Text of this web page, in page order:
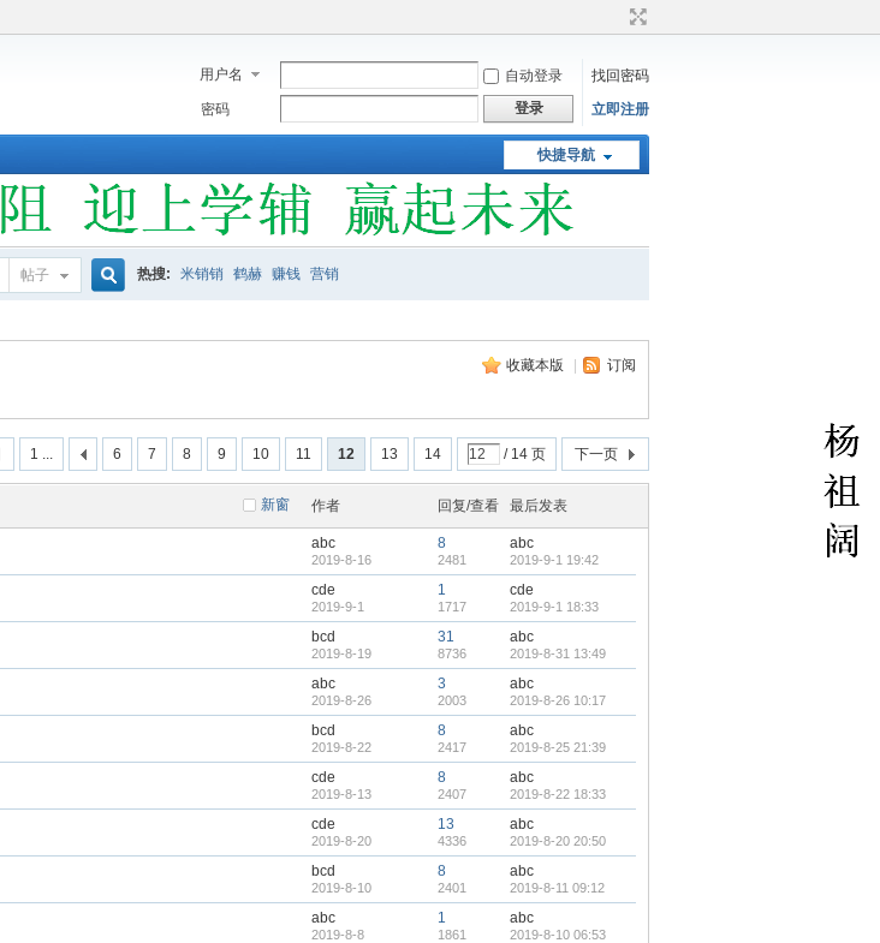
用户名 自动登录
找回密码
密码
登录 立即注册
快捷导航
帖子 热搜: 米销销 鹤赫 赚钱 营销
收藏本版 订阅
1 ... 6 7 8 9 10 11 12 13 14 / 14 页 下一页
新窗 作者 回复/查看 最后发表
abc
2019-8-16
8
2481
abc
2019-9-1 19:42
cde
2019-9-1
1
1717
cde
2019-9-1 18:33
bcd
2019-8-19
31
8736
abc
2019-8-31 13:49
abc
2019-8-26
3
2003
abc
2019-8-26 10:17
bcd
2019-8-22
8
2417
abc
2019-8-25 21:39
cde
2019-8-13
8
2407
abc
2019-8-22 18:33
cde
2019-8-20
13
4336
abc
2019-8-20 20:50
bcd
2019-8-10
8
2401
abc
2019-8-11 09:12
abc
2019-8-8
1
1861
abc
2019-8-10 06:53